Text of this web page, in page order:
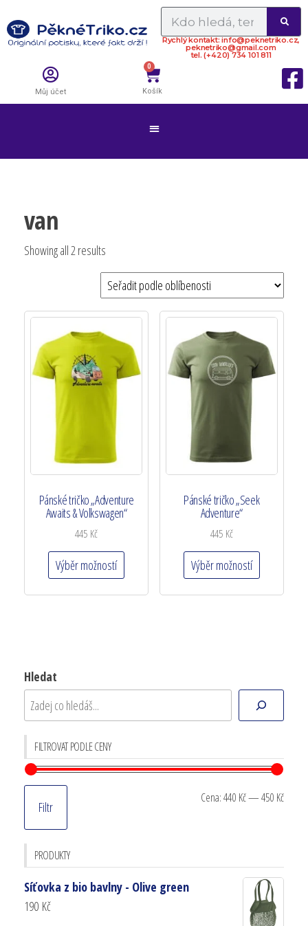
Rychlý kontakt: info@peknetriko.cz,
peknetriko@gmail.com
tel. (+420) 734 101 811
Můj účet
0
Košík
van
Showing all 2 results
Pánské tričko „Adventure
Awaits & Volkswagen“
445 Kč
Výběr možností
Pánské tričko „Seek
Adventure“
445 Kč
Výběr možností
Hledat
FILTROVAT PODLE CENY
Filtr
Cena:440 Kč—450 Kč
PRODUKTY
Síťovka z bio bavlny - Olive green
190 Kč